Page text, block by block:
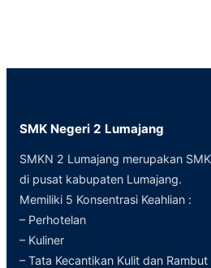
SMK Negeri 2 Lumajang
SMKN 2 Lumajang merupakan
di pusat kabupaten Lumajang.
Memiliki 5 Konsentrasi Keahlian :
– Perhotelan
– Kuliner
– Tata Kecantikan Kulit dan Rambut